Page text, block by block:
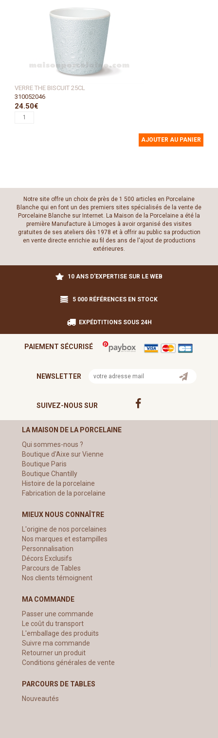
VERRE THE BISCUIT 25CL
310052046
24.50€
AJOUTER AU PANIER
Notre site offre un choix de près de 1 500 articles en Porcelaine
Blanche qui en font un des premiers sites spécialisés de la vente de
Porcelaine Blanche sur Internet. La Maison de la Porcelaine a été la
première Manufacture à Limoges à avoir organisé des visites
gratuites de ses ateliers dès 1978 et à offrir au public sa production
en vente directe enrichie au fil des ans de l'ajout de productions
extérieures.
10 ANS D'EXPERTISE SUR LE WEB
5 000 RÉFÉRENCES EN STOCK
EXPÉDTITIONS SOUS 24H
PAIEMENT SÉCURISÉ
NEWSLETTER
SUIVEZ-NOUS SUR
LA MAISON DE LA PORCELAINE
Qui sommes-nous ?
Boutique d'Aixe sur Vienne
Boutique Paris
Boutique Chantilly
Histoire de la porcelaine
Fabrication de la porcelaine
MIEUX NOUS CONNAÎTRE
L'origine de nos porcelaines
Nos marques et estampilles
Personnalisation
Décors Exclusifs
Parcours de Tables
Nos clients témoignent
MA COMMANDE
Passer une commande
Le coût du transport
L'emballage des produits
Suivre ma commande
Retourner un produit
Conditions générales de vente
PARCOURS DE TABLES
Nouveautés